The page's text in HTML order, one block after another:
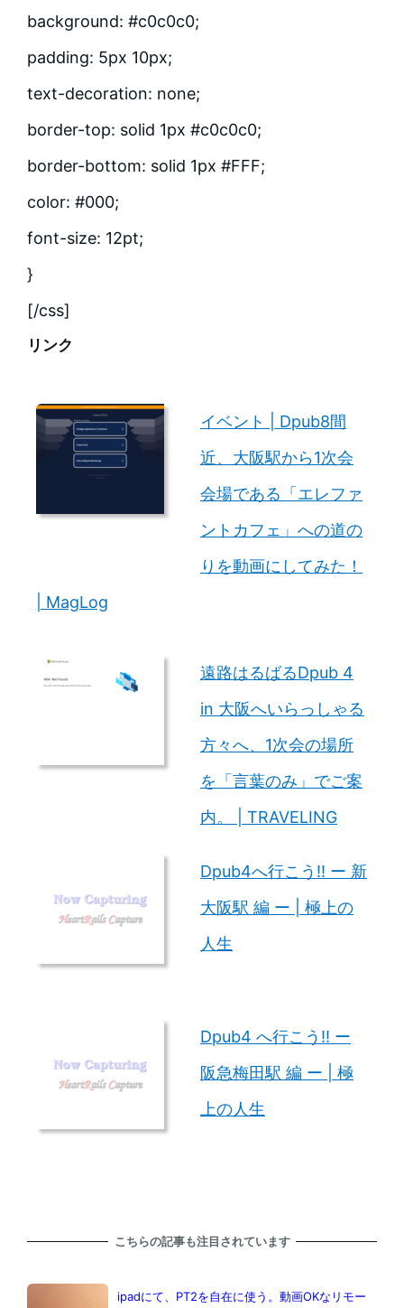
background: #c0c0c0;
padding: 5px 10px;
text-decoration: none;
border-top: solid 1px #c0c0c0;
border-bottom: solid 1px #FFF;
color: #000;
font-size: 12pt;
}
[/css]
リンク
イベント | Dpub8間
近、大阪駅から1次会
会場である「エレファ
ントカフェ」への道の
りを動画にしてみた！
| MagLog
遠路はるばるDpub 4
in 大阪へいらっしゃる
方々へ、1次会の場所
を「言葉のみ」でご案
内。 | TRAVELING
Dpub4へ行こう!! ー 新
大阪駅 編 ー | 極上の
人生
Dpub4 へ行こう!! ー
阪急梅田駅 編 ー | 極
上の人生
こちらの記事も注目されています
ipadにて、PT2を自在に使う。動画OKなリモー